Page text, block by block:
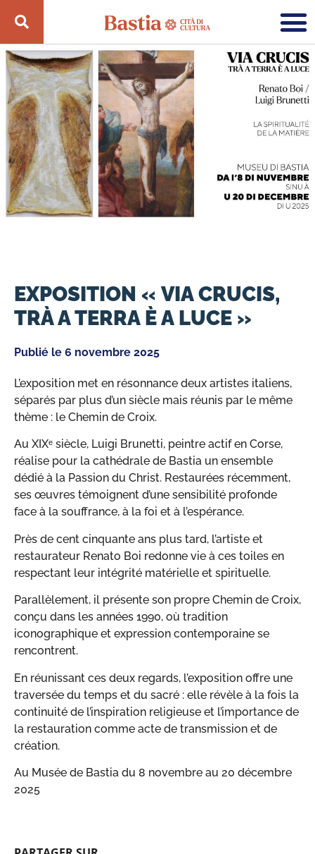
EXPOSITION « VIA CRUCIS,
TRÀ A TERRA È A LUCE »
Publié le 6 novembre 2025
L’exposition met en résonnance deux artistes italiens,
séparés par plus d’un siècle mais réunis par le même
thème : le Chemin de Croix.
Au XIXᵉ siècle, Luigi Brunetti, peintre actif en Corse,
réalise pour la cathédrale de Bastia un ensemble
dédié à la Passion du Christ. Restaurées récemment,
ses œuvres témoignent d’une sensibilité profonde
face à la souffrance, à la foi et à l’espérance.
Près de cent cinquante ans plus tard, l’artiste et
restaurateur Renato Boi redonne vie à ces toiles en
respectant leur intégrité matérielle et spirituelle.
Parallèlement, il présente son propre Chemin de Croix,
conçu dans les années 1990, où tradition
iconographique et expression contemporaine se
rencontrent.
En réunissant ces deux regards, l’exposition offre une
traversée du temps et du sacré : elle révèle à la fois la
continuité de l’inspiration religieuse et l’importance de
la restauration comme acte de transmission et de
création.
Au Musée de Bastia du 8 novembre au 20 décembre
2025